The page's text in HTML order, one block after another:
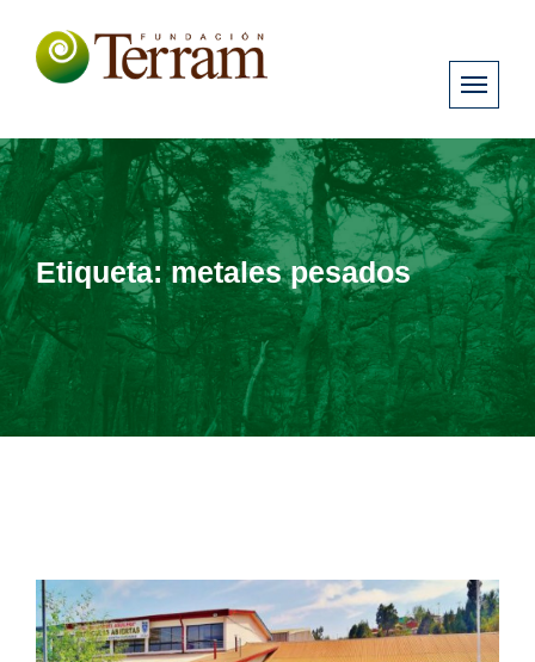
Etiqueta:metales pesados